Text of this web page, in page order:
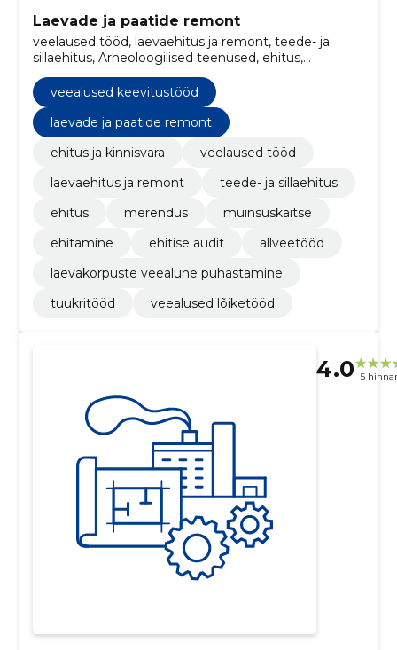
Laevade ja paatide remont
veelaused tööd, laevaehitus ja remont, teede- ja
sillaehitus, Arheoloogilised teenused, ehitus,
Merendus, Muinsuskaitse, ehitamine, Ehitise audit,
Allveetööd
veealused keevitustööd
laevade ja paatide remont
ehitus ja kinnisvara
veelaused tööd
laevaehitus ja remont
teede- ja sillaehitus
ehitus
merendus
muinsuskaitse
ehitamine
ehitise audit
allveetööd
laevakorpuste veealune puhastamine
tuukritööd
veealused lõiketööd
4.0 5